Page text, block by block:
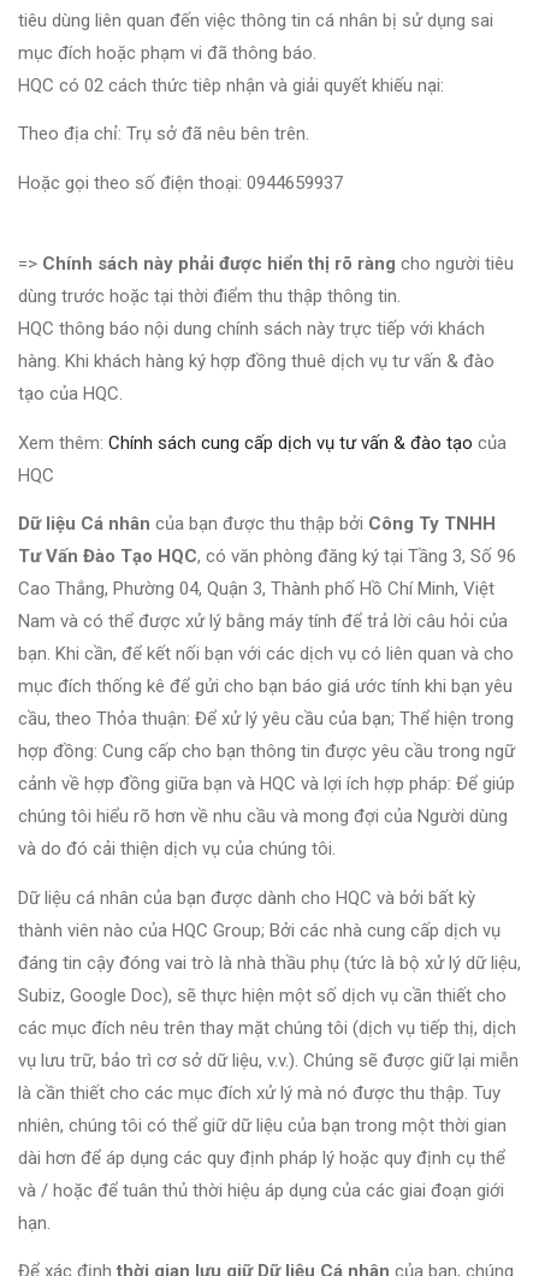
tiêu dùng liên quan đến việc thông tin cá nhân bị sử dụng sai
mục đích hoặc phạm vi đã thông báo.
HQC có 02 cách thức tiêp nhận và giải quyết khiếu nại:
Theo địa chỉ: Trụ sở đã nêu bên trên.
Hoặc gọi theo số điện thoại: 0944659937
=> Chính sách này phải được hiển thị rõ ràng cho người tiêu
dùng trước hoặc tại thời điểm thu thập thông tin.
HQC thông báo nội dung chính sách này trực tiếp với khách
hàng. Khi khách hàng ký hợp đồng thuê dịch vụ tư vấn & đào
tạo của HQC.
Xem thêm: Chính sách cung cấp dịch vụ tư vấn & đào tạo của
HQC
Dữ liệu Cá nhân của bạn được thu thập bởi Công Ty TNHH
Tư Vấn Đào Tạo HQC, có văn phòng đăng ký tại Tầng 3, Số 96
Cao Thắng, Phường 04, Quận 3, Thành phố Hồ Chí Minh, Việt
Nam và có thể được xử lý bằng máy tính để trả lời câu hỏi của
bạn. Khi cần, để kết nối bạn với các dịch vụ có liên quan và cho
mục đích thống kê để gửi cho bạn báo giá ước tính khi bạn yêu
cầu, theo Thỏa thuận: Để xử lý yêu cầu của bạn; Thể hiện trong
hợp đồng: Cung cấp cho bạn thông tin được yêu cầu trong ngữ
cảnh về hợp đồng giữa bạn và HQC và lợi ích hợp pháp: Để giúp
chúng tôi hiểu rõ hơn về nhu cầu và mong đợi của Người dùng
và do đó cải thiện dịch vụ của chúng tôi.
Dữ liệu cá nhân của bạn được dành cho HQC và bởi bất kỳ
thành viên nào của HQC Group; Bởi các nhà cung cấp dịch vụ
đáng tin cậy đóng vai trò là nhà thầu phụ (tức là bộ xử lý dữ liệu,
Subiz, Google Doc), sẽ thực hiện một số dịch vụ cần thiết cho
các mục đích nêu trên thay mặt chúng tôi (dịch vụ tiếp thị, dịch
vụ lưu trữ, bảo trì cơ sở dữ liệu, v.v.). Chúng sẽ được giữ lại miễn
là cần thiết cho các mục đích xử lý mà nó được thu thập. Tuy
nhiên, chúng tôi có thể giữ dữ liệu của bạn trong một thời gian
dài hơn để áp dụng các quy định pháp lý hoặc quy định cụ thể
và / hoặc để tuân thủ thời hiệu áp dụng của các giai đoạn giới
hạn.
Để xác định thời gian lưu giữ Dữ liệu Cá nhân của bạn, chúng